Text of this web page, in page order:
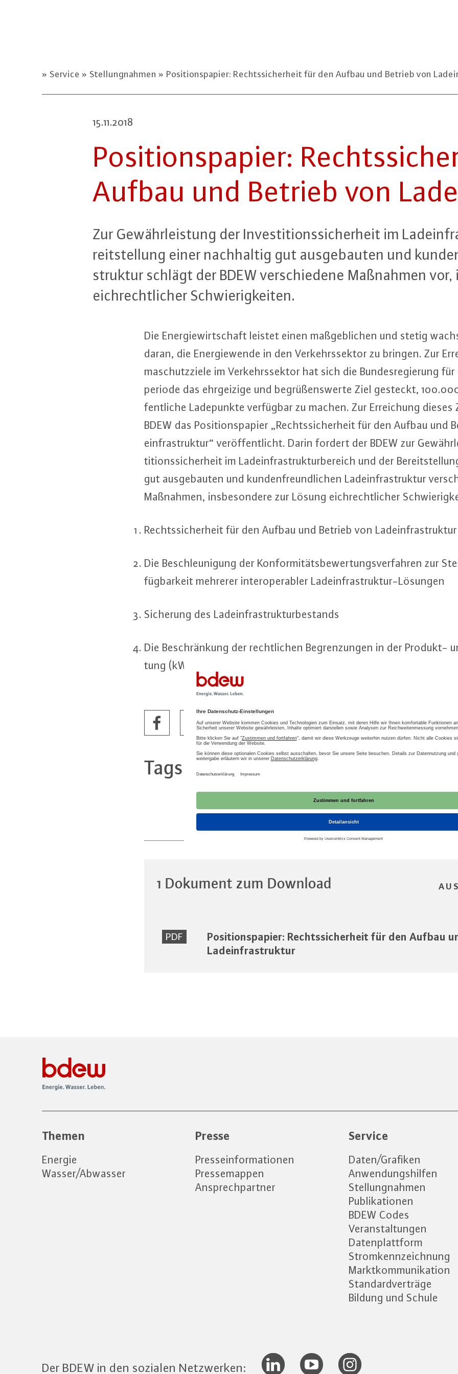
Service Stellungnahmen Positionspapier: Rechtssicherheit für den Aufbau und Betrieb von
15.11.2018
Po­si­ti­ons­pa­pier:
Aufbau und Betrieb von
Zur Ge­währ­leis­tung der In­ves­ti­ti­ons­si­cher­heit im
reit­stel­lung einer nach­hal­tig gut aus­ge­bau­ten und
struk­tur schlägt der BDEW ver­schie­de­ne Maßnahmen
eich­recht­li­cher Schwie­rig­kei­ten.
Die En­er­gie­wirt­schaft leistet einen maß­geb­li­chen und stetig
daran, die En­er­gie­wen­de in den Ver­kehrs­sek­tor zu bringen. Zur
ma­schutz­zie­le im Ver­kehrs­sek­tor hat sich die Bun­des­re­gie­rung
pe­ri­ode das ehr­gei­zi­ge und be­grü­ßens­wer­te Ziel gesteckt,
fent­li­che La­de­punk­te verfügbar zu machen. Zur Er­rei­chung dieses
BDEW das Po­si­ti­ons­pa­pier „Rechts­si­cher­heit für den Aufbau und
ein­fra­struk­tur“ ver­öf­fent­licht. Darin fordert der BDEW zur
ti­ti­ons­si­cher­heit im Lad­ein­fra­struk­tur­be­reich und der
gut aus­ge­bau­ten und kun­den­freund­li­chen Lad­ein­fra­struk­tur
Maßnahmen, ins­be­son­de­re zur Lösung eich­recht­li­cher
Rechts­si­cher­heit für den Aufbau und Betrieb von Lad­ein­fra­struk­tur
Die Be­schleu­ni­gung der Kon­for­mi­täts­be­wer­tungs­ver­fah­ren zur
füg­bar­keit mehrerer in­ter­ope­ra­bler Lad­ein­fra­struk­tur-Lö­sun­gen
Sicherung des Lad­ein­fra­struk­tur­be­stands
Die Be­schrän­kung der recht­li­chen Be­gren­zun­gen in der Produkt-
tung (kWh, Zeit) auf das Not­wen­di­ge
Tags
Ladeinfrastruktur
Recht Energie
Gesetze und Verordnungen
1 Dokument zum Download
PDF
Positionspapier: Rechtssicherheit für den Aufbau
Ladeinfrastruktur
Themen
Energie
Wasser/Abwasser
Presse
Presseinformationen
Pressemappen
Ansprechpartner
Service
Daten/Grafiken
Anwendungshilfen
Stellungnahmen
Publikationen
BDEW Codes
Veranstaltungen
Datenplattform
Stromkennzeichnung
Marktkommunikation
Standardverträge
Bildung und Schule
Der BDEW in den sozialen Netzwerken: